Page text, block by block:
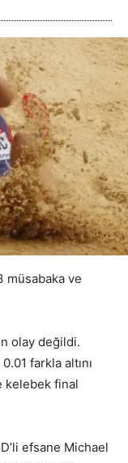
müsabaka ve
olay değildi.
farkla altını
kelebek final
efsane Michael